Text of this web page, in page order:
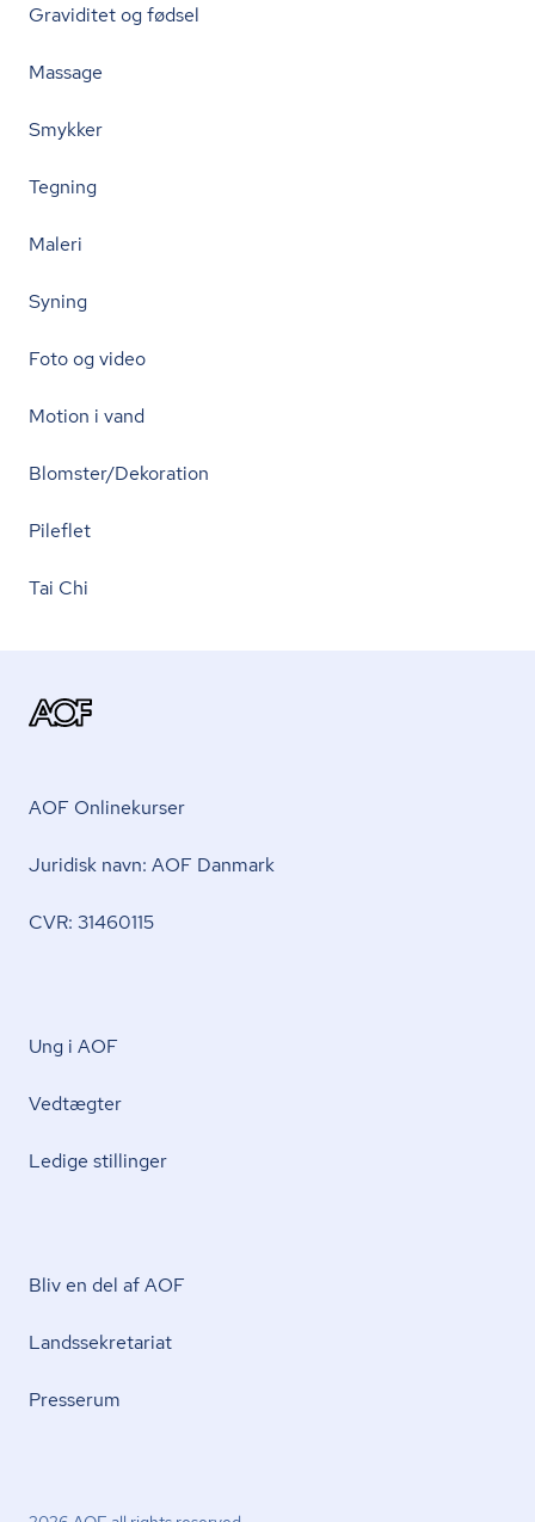
Graviditet og fødsel
Massage
Smykker
Tegning
Maleri
Syning
Foto og video
Motion i vand
Blomster/Dekoration
Pileflet
Tai Chi
AOF Onlinekurser
Juridisk navn: AOF Danmark
CVR: 31460115
Ung i AOF
Vedtægter
Ledige stillinger
Bliv en del af AOF
Lands­se­kre­ta­ri­at
Presserum